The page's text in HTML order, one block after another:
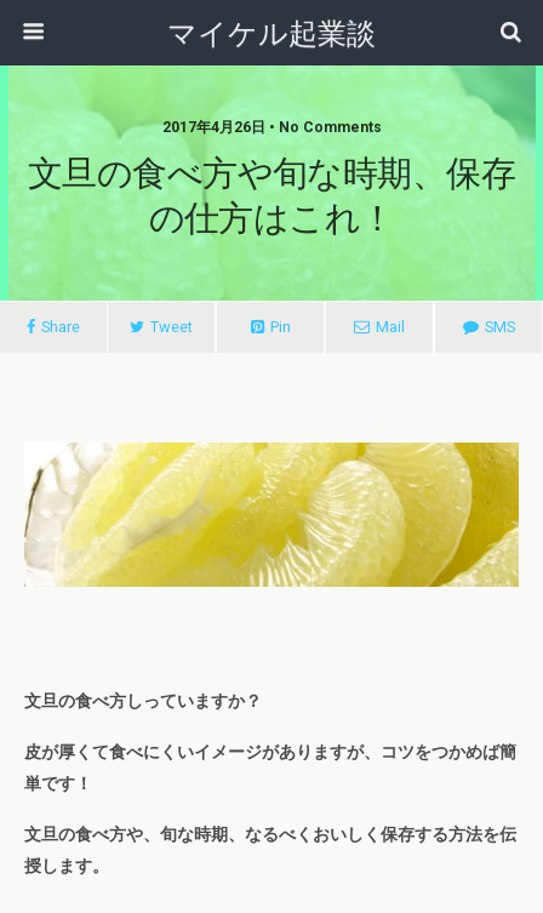
マイケル起業談
2017年4月26日 • No Comments
文旦の食べ方や旬な時期、保存
の仕方はこれ！
Share Tweet Pin Mail SMS
文旦の食べ方しっていますか？
皮が厚くて食べにくいイメージがありますが、コツをつかめば簡
単です！
文旦の食べ方や、旬な時期、なるべくおいしく保存する方法を伝
授します。